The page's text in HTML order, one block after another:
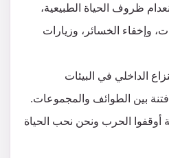
ظروف الحياة الطبيعية،
وإخفاء الخسائر، وزيارات
الداخلي في البيئات
فتنة بين الطوائف والمجموعات.
الحرب ونحن نحب الحياة